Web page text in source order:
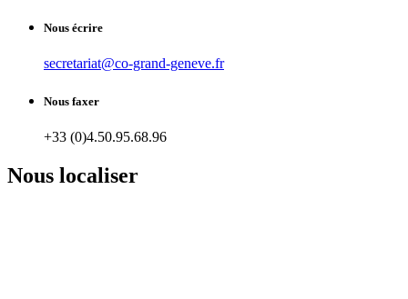
Nous écrire
secretariat@co-grand-geneve.fr
Nous faxer
+33 (0)4.50.95.68.96
Nous localiser